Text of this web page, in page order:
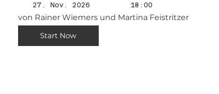
27. Nov. 2026 18:00
von Rainer Wiemers und Martina Feistritzer
Start Now